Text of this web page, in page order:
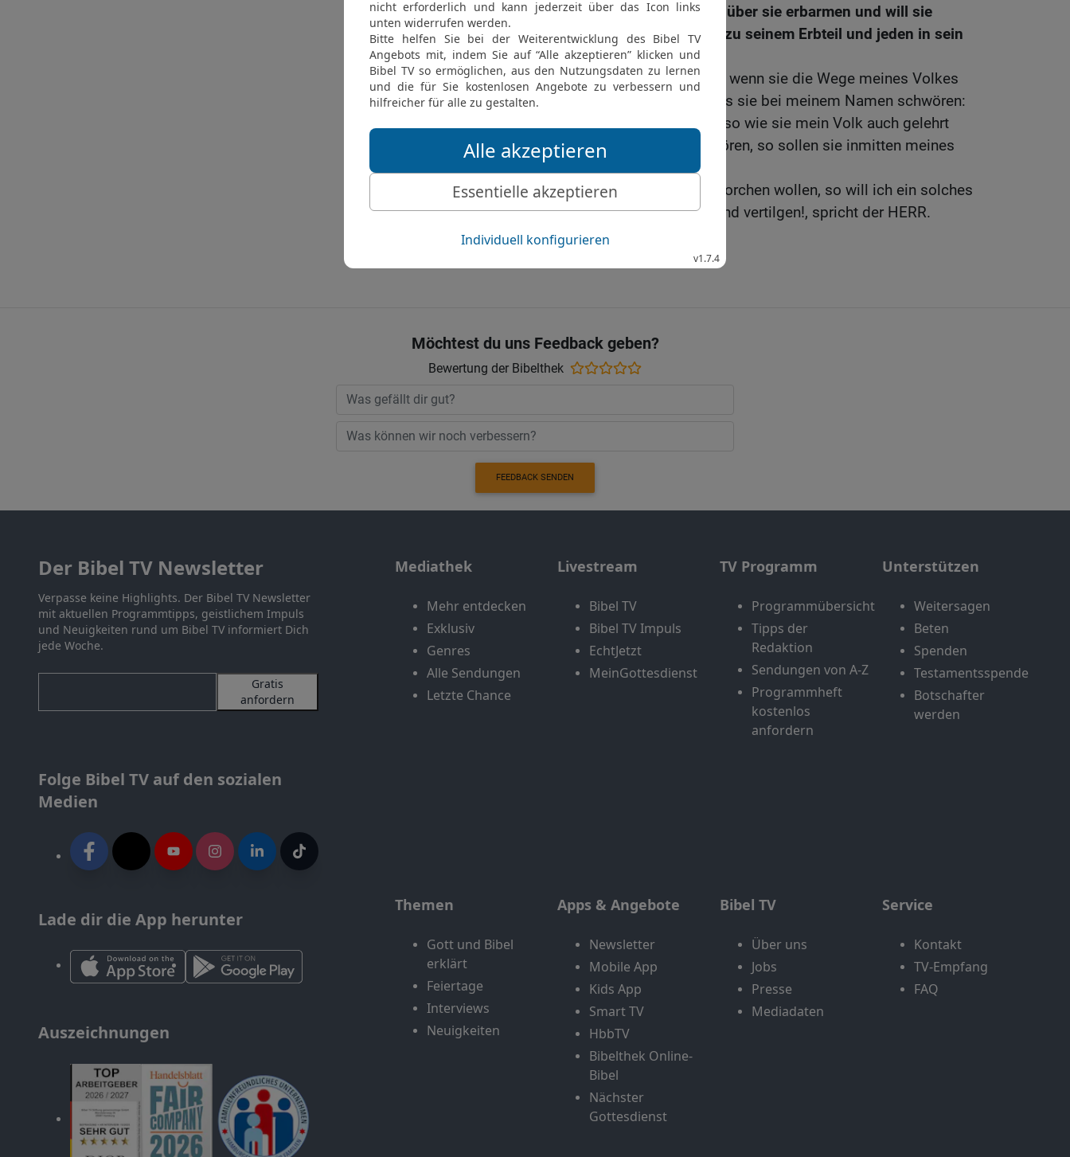
habe, will ich mich wieder über sie erbarmen und will sie
wieder heimführen, jeden zu seinem Erbteil und jeden in sein
Land.
16 Und es wird geschehen, wenn sie die Wege meines Volkes
eifrig gelernt haben, sodass sie bei meinem Namen schwören:
»So wahr der HERR lebt!«, so wie sie mein Volk auch gelehrt
haben, beim Baal zu schwören, so sollen sie inmitten meines
Volkes aufgebaut werden;
17 wenn sie aber nicht gehorchen wollen, so will ich ein solches
Volk endgültig ausrotten und vertilgen!, spricht der HERR.
© 2000 Genfer Bibelgesellschaft
Möchtest du uns Feedback geben?
Bewertung der Bibelthek
FEEDBACK SENDEN
Der Bibel TV Newsletter
Verpasse keine Highlights. Der Bibel TV Newsletter
mit aktuellen Programmtipps, geistlichem Impuls
und Neuigkeiten rund um Bibel TV informiert Dich
jede Woche.
Gratis
anfordern
Folge Bibel TV auf den sozialen
Medien
Lade dir die App herunter
Auszeichnungen
Mediathek
Mehr entdecken
Exklusiv
Genres
Alle Sendungen
Letzte Chance
Livestream
Bibel TV
Bibel TV Impuls
EchtJetzt
MeinGottesdienst
TV Programm
Programmübersicht
Tipps der
Redaktion
Sendungen von A-Z
Programmheft
kostenlos
anfordern
Unterstützen
Weitersagen
Beten
Spenden
Testamentsspende
Botschafter
werden
Themen
Gott und Bibel
erklärt
Feiertage
Interviews
Neuigkeiten
Apps & Angebote
Newsletter
Mobile App
Kids App
Smart TV
HbbTV
Bibelthek Online-
Bibel
Nächster
Gottesdienst
Bibel TV
Über uns
Jobs
Presse
Mediadaten
Service
Kontakt
TV-Empfang
FAQ